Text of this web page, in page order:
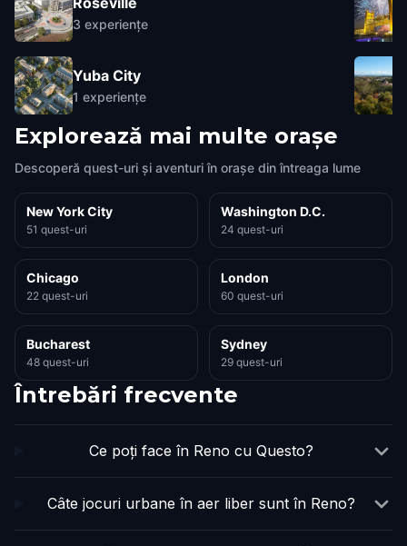
3 experiențe
Yuba City
1 experiențe
Explorează mai multe orașe
Descoperă quest-uri și aventuri în orașe din întreaga lume
New York City
51 quest-uri
Washington D.C.
24 quest-uri
Chicago
22 quest-uri
London
60 quest-uri
Bucharest
48 quest-uri
Sydney
29 quest-uri
Întrebări frecvente
Ce poți face în Reno cu Questo?
Câte jocuri urbane în aer liber sunt în Reno?